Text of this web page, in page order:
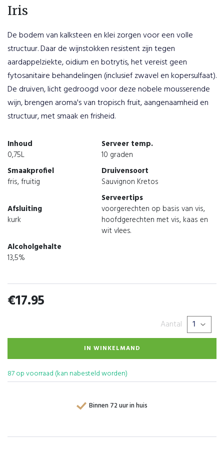
Iris
De bodem van kalksteen en klei zorgen voor een volle
structuur. Daar de wijnstokken resistent zijn tegen
aardappelziekte, oidium en botrytis, het vereist geen
fytosanitaire behandelingen (inclusief zwavel en kopersulfaat).
De druiven, licht gedroogd voor deze nobele mousserende
wijn, brengen aroma's van tropisch fruit, aangenaamheid en
structuur, met smaak en frisheid.
Inhoud
0,75L
Serveer temp.
10 graden
Smaakprofiel
fris, fruitig
Druivensoort
Sauvignon Kretos
Afsluiting
kurk
Serveertips
voorgerechten op basis van vis,
hoofdgerechten met vis, kaas en
wit vlees.
Alcoholgehalte
13,5%
€17.95
87 op voorraad (kan nabesteld worden)
Aantal
IN WINKELMAND
Binnen 72 uur in huis